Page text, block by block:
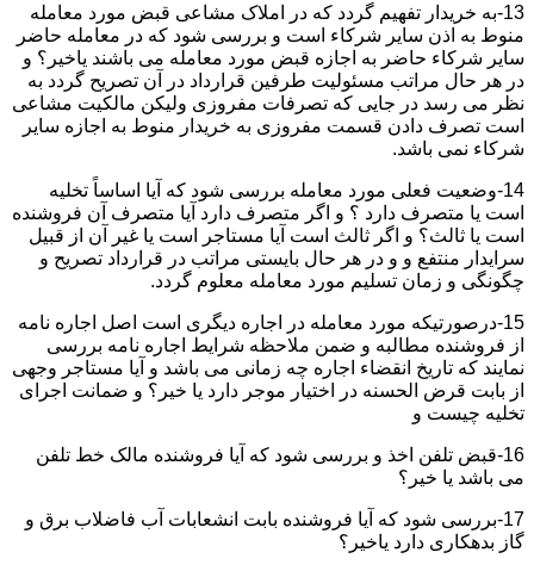
13-به خریدار تفهیم گردد که در املاک مشاعی قبض مورد معامله
منوط به اذن سایر شرکاء است و بررسی شود که در معامله حاضر
سایر شرکاء حاضر به اجازه قبض مورد معامله می باشند یاخیر؟ و
در هر حال مراتب مسئولیت طرفین قرارداد در آن تصریح گردد به
نظر می رسد در جایی که تصرفات مفروزی ولیکن مالکیت مشاعی
است تصرف دادن قسمت مفروزی به خریدار منوط به اجازه سایر
شرکاء نمی باشد.
14-وضعیت فعلی مورد معامله بررسی شود که آیا اساساً تخلیه
است یا متصرف دارد ؟ و اگر متصرف دارد آیا متصرف آن فروشنده
است یا ثالث؟ و اگر ثالث است آیا مستاجر است یا غیر آن از قبیل
سرایدار منتفع و و در هر حال بایستی مراتب در قرارداد تصریح و
چگونگی و زمان تسلیم مورد معامله معلوم گردد.
15-درصورتیکه مورد معامله در اجاره دیگری است اصل اجاره نامه
از فروشنده مطالبه و ضمن ملاحظه شرایط اجاره نامه بررسی
نمایند که تاریخ انقضاء اجاره چه زمانی می باشد و آیا مستاجر وجهی
از بابت قرض الحسنه در اختیار موجر دارد یا خیر؟ و ضمانت اجرای
تخلیه چیست و
16-قبض تلفن اخذ و بررسی شود که آیا فروشنده مالک خط تلفن
می باشد یا خیر؟
17-بررسی شود که آیا فروشنده بابت انشعابات آب فاضلاب برق و
گاز بدهکاری دارد یاخیر؟